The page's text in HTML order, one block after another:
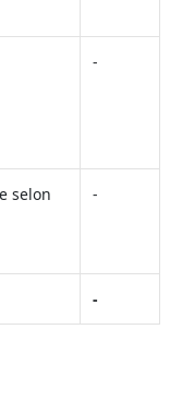
-
selon
-
-